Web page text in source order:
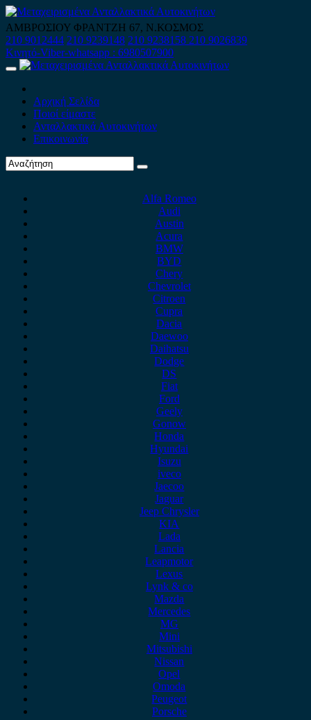
Skip
to
content
ΑΜΒΡΟΣΙΟΥ ΦΡΑΝΤΖΗ 67, Ν.ΚΟΣΜΟΣ
210 9012444 210 9239148 210 9238158 210 9026839
Κινητό-Viber-whatsapp : 6980507900
Primary
Αρχική Σελίδα
Ποιοί είμαστε
Ανταλλακτικά Αυτοκινήτων
Επικοινωνία
Alfa Romeo
Audi
Austin
Acura
BMW
BYD
Chery
Chevrolet
Citroen
Cupra
Dacia
Daewoo
Daihatsu
Dodge
DS
Fiat
Ford
Geely
Gonow
Honda
Hyundai
Isuzu
iveco
Jaecoo
Jaguar
Jeep Chrysler
KIA
Lada
Lancia
Leapmotor
Lexus
Lynk & co
Mazda
Mercedes
MG
Mini
Mitsubishi
Nissan
Opel
Omoda
Peugeot
Porsche